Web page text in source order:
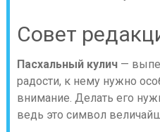
Совет
Пасхальный кулич—
радости, к нему нужно
внимание. Делать его
ведь это символ